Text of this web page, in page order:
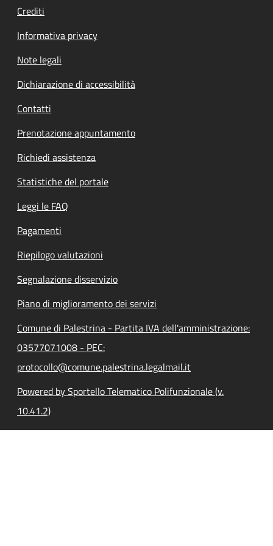
Crediti
Informativa privacy
Note legali
Dichiarazione di accessibilità
Contatti
Prenotazione appuntamento
Richiedi assistenza
Statistiche del portale
Leggi le FAQ
Pagamenti
Riepilogo valutazioni
Segnalazione disservizio
Piano di miglioramento dei servizi
Comune di Palestrina - Partita IVA dell'amministrazione:
03577071008 - PEC:
protocollo@comune.palestrina.legalmail.it
Powered by Sportello Telematico Polifunzionale (v.
10.41.2)